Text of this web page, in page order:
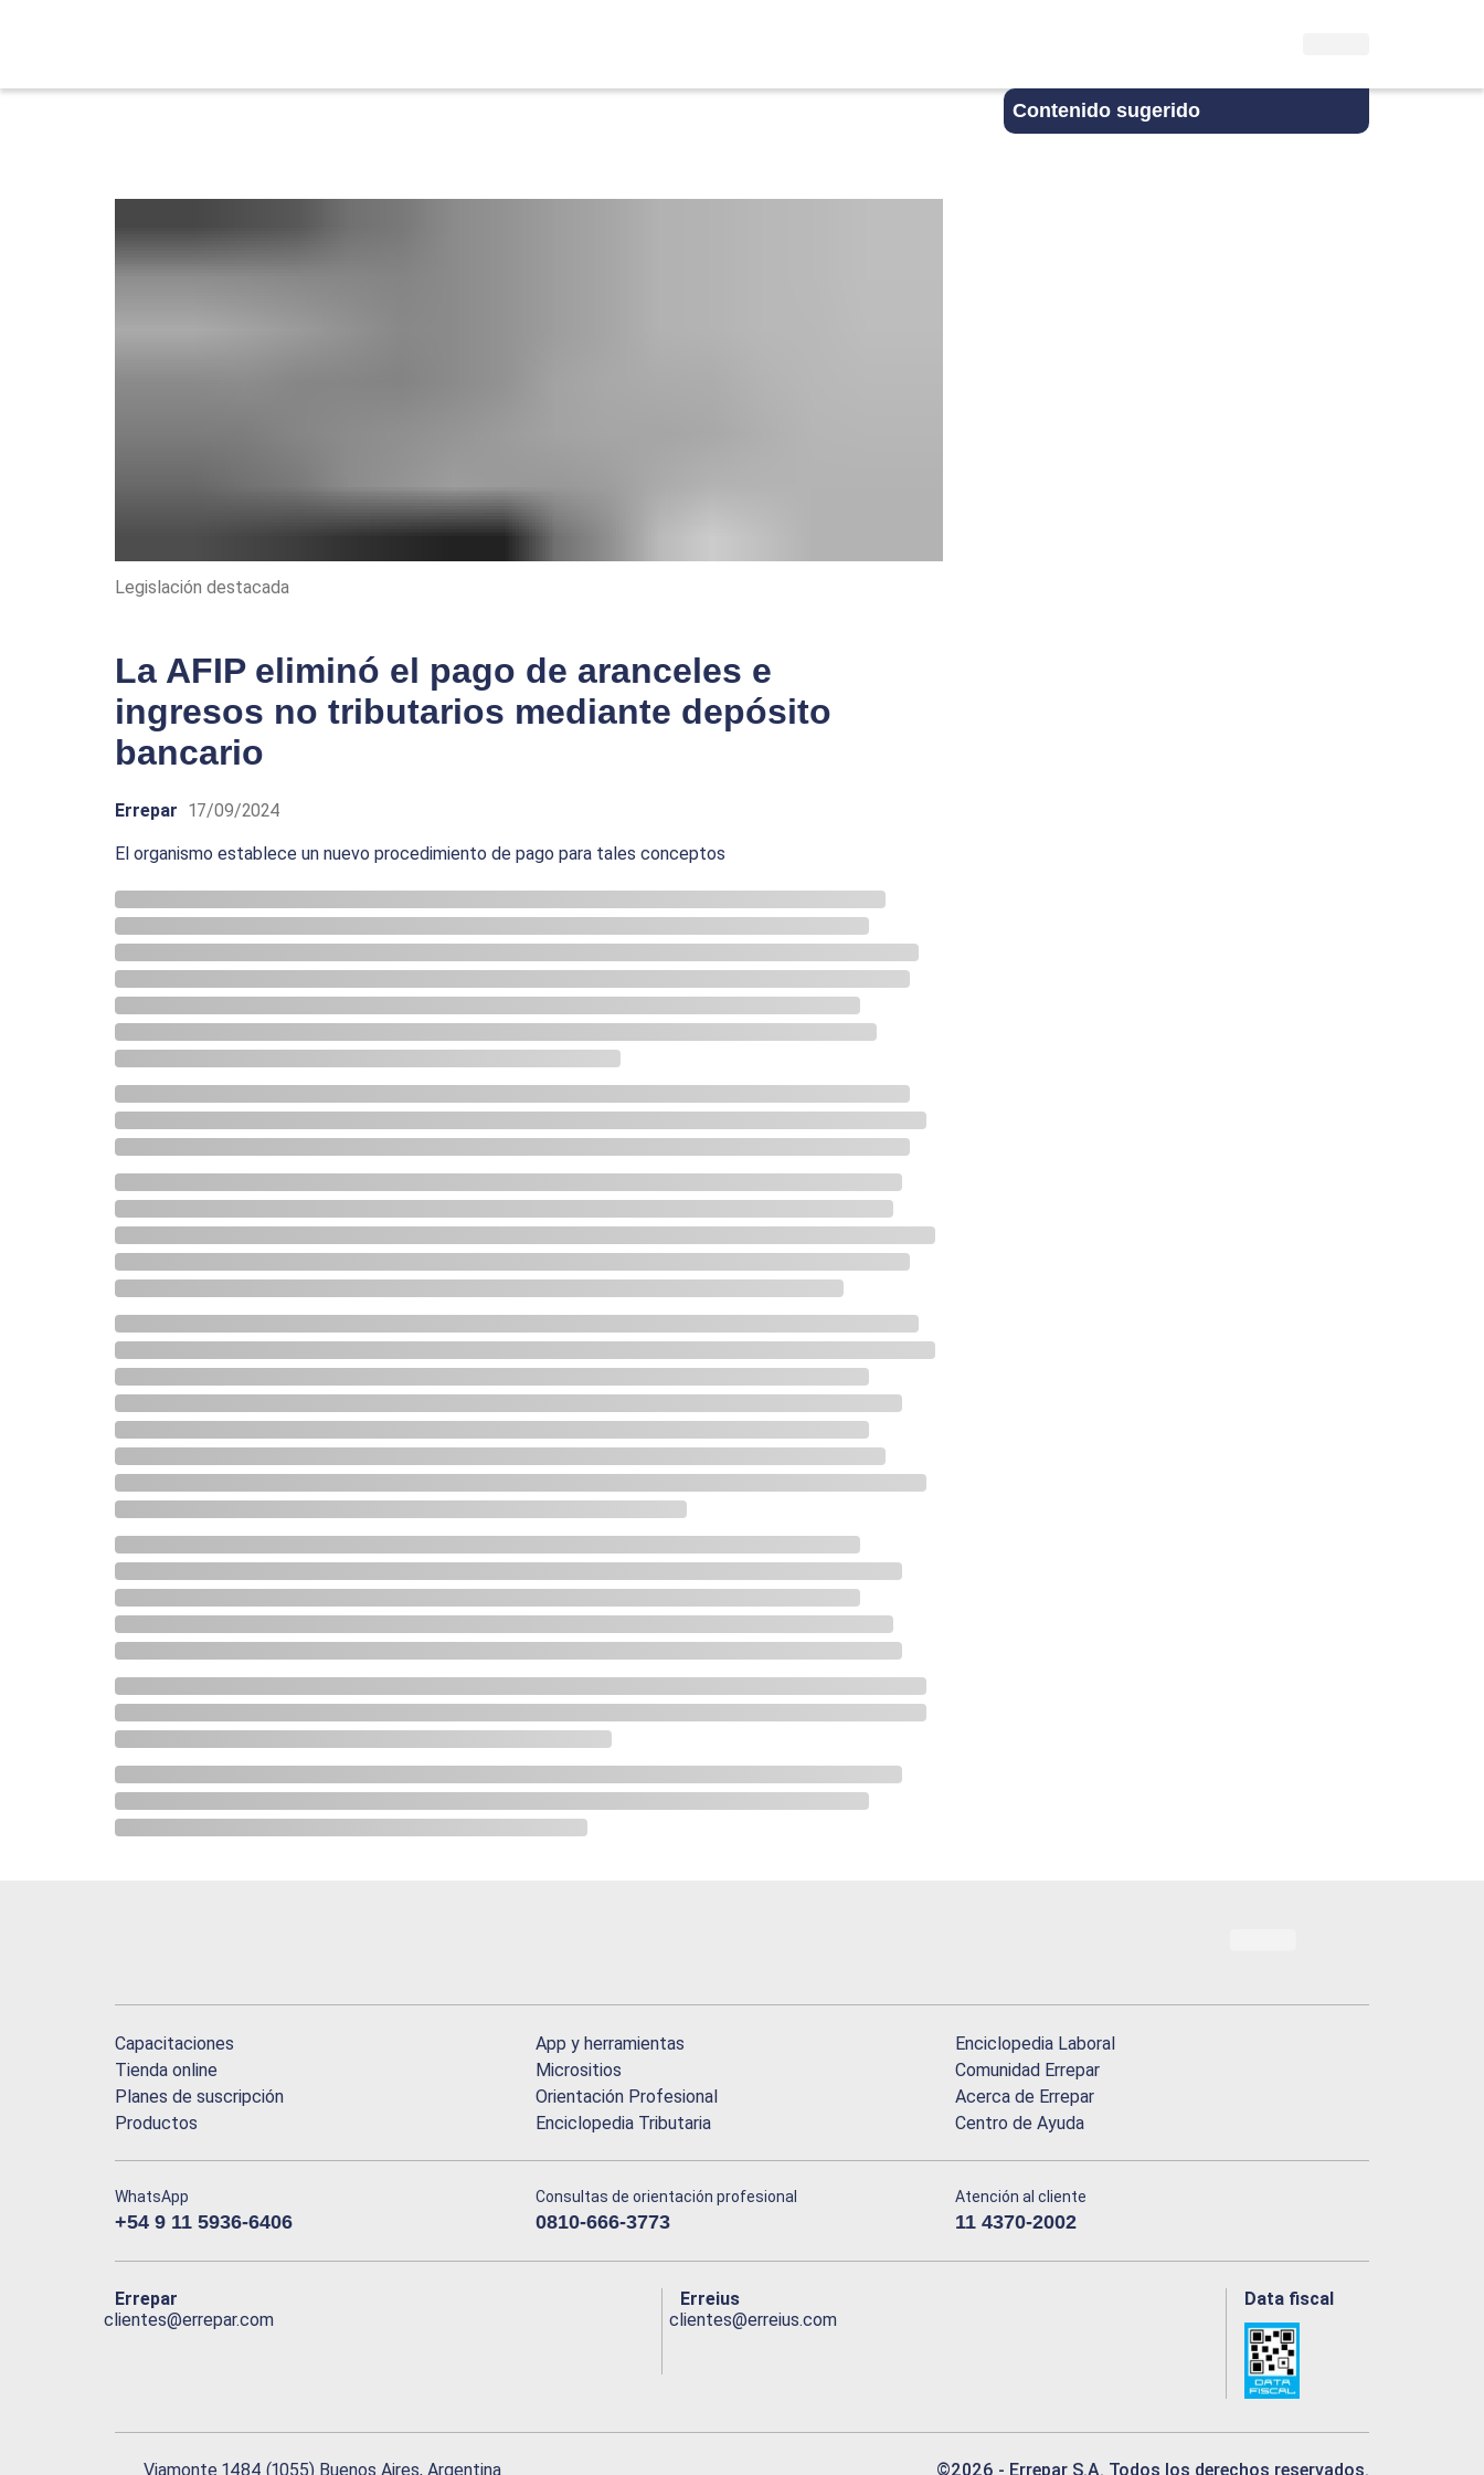
Contenido sugerido
Legislación destacada
La AFIP eliminó el pago de aranceles e
ingresos no tributarios mediante depósito
bancario
Errepar 17/09/2024
El organismo establece un nuevo procedimiento de pago para tales conceptos
Capacitaciones
Tienda online
Planes de suscripción
Productos
App y herramientas
Micrositios
Orientación Profesional
Enciclopedia Tributaria
Enciclopedia Laboral
Comunidad Errepar
Acerca de Errepar
Centro de Ayuda
WhatsApp
+54 9 11 5936-6406
Consultas de orientación profesional
0810-666-3773
Atención al cliente
11 4370-2002
Errepar
clientes@errepar.com
Erreius
clientes@erreius.com
Data fiscal
Viamonte 1484 (1055) Buenos Aires, Argentina ©2026 - Errepar S.A. Todos los derechos reservados.